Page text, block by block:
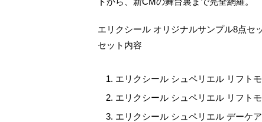
エリクシール オリジナルサンプル8点セ
セット内容
エリクシール シュペリエル リフト
エリクシール シュペリエル リフト
エリクシール シュペリエル デーケ